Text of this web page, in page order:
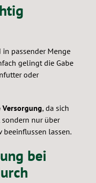
passender Menge
gelingt die Gabe
oder
, da sich
nur über
beeinflussen lassen.
bei